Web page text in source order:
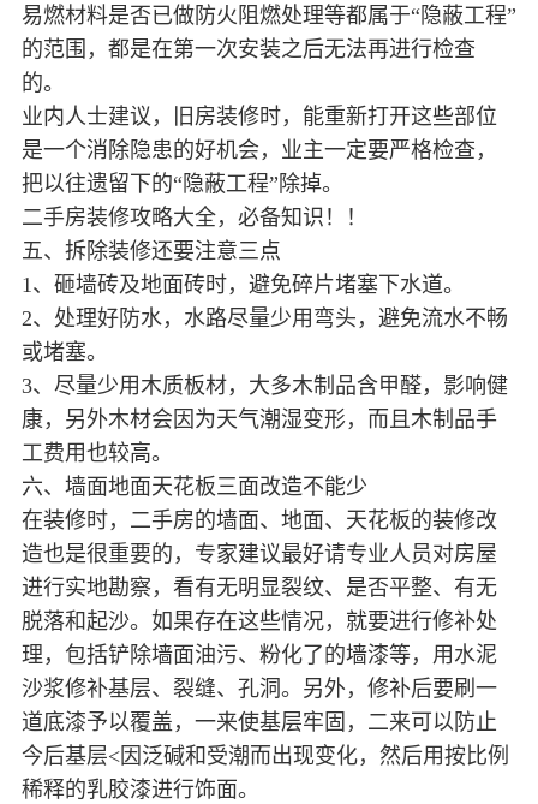
易燃材料是否已做防火阻燃处理等都属于“隐蔽工程”
的范围，都是在第一次安装之后无法再进行检查
的。
业内人士建议，旧房装修时，能重新打开这些部位
是一个消除隐患的好机会，业主一定要严格检查，
把以往遗留下的“隐蔽工程”除掉。
二手房装修攻略大全，必备知识！！
五、拆除装修还要注意三点
1、砸墙砖及地面砖时，避免碎片堵塞下水道。
2、处理好防水，水路尽量少用弯头，避免流水不畅
或堵塞。
3、尽量少用木质板材，大多木制品含甲醛，影响健
康，另外木材会因为天气潮湿变形，而且木制品手
工费用也较高。
六、墙面地面天花板三面改造不能少
在装修时，二手房的墙面、地面、天花板的装修改
造也是很重要的，专家建议最好请专业人员对房屋
进行实地勘察，看有无明显裂纹、是否平整、有无
脱落和起沙。如果存在这些情况，就要进行修补处
理，包括铲除墙面油污、粉化了的墙漆等，用水泥
沙浆修补基层、裂缝、孔洞。另外，修补后要刷一
道底漆予以覆盖，一来使基层牢固，二来可以防止
今后基层<因泛碱和受潮而出现变化，然后用按比例
稀释的乳胶漆进行饰面。